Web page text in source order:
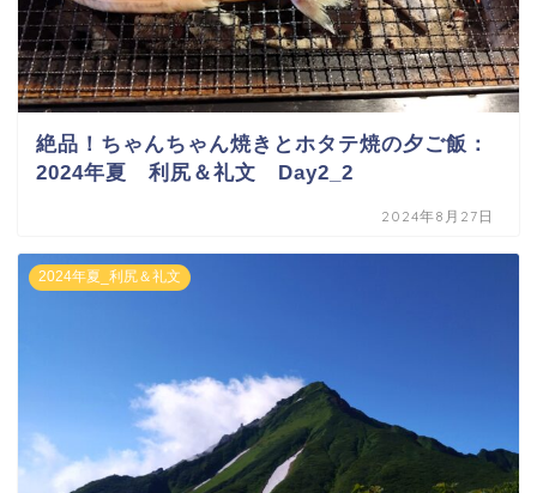
絶品！ちゃんちゃん焼きとホタテ焼の夕ご飯：
2024年夏 利尻＆礼文 Day2_2
2024年8月27日
2024年夏_利尻＆礼文